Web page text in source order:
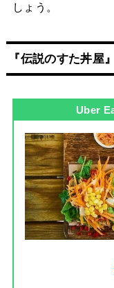
しょう。
『伝説のすた丼屋
Uber